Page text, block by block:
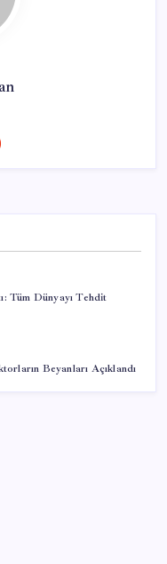
Tüm Dünyayı Tehdit
Beyanları Açıklandı